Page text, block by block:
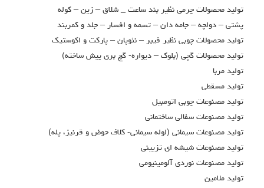
توليد محصولات چرمي نظير بند ساعت _ شلاق – زين – كوله
پشتي – دولچه – جامه دان – تسمه و افسار – جلد و كمربند
توليد محصولات چوبي نظير فيبر – نئوپان – پاركت و اكوستيك
توليد محصولات گچي (بلوك – ديواره- گچ بري پيش ساخته)
توليد مربا
توليد مسقطي
توليد مصنوعات چوبي اتومبيل
توليد مصنوعات سفالي ساختماني
توليد مصنوعات سيماني (لوله سيماني- كلاف حوض و قرنيز، پله)
توليد مصنوعات شيشه اي تزييني
توليد مصنوعات نوردي آلومينيومي
توليد ملامين